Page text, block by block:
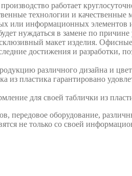
работает
технологии и качественные
или информационных элементов
нуждаться в замене по
макет изделия.
достижения и разработки,
различного дизайна и
из пластика гарантировано
для своей таблички из
передовое оборудование,
не только со своей